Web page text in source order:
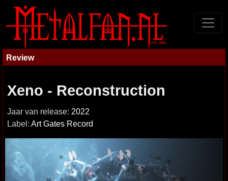
Review
Xeno - Reconstruction
Jaar van release: 2022
Label: Art Gates Record